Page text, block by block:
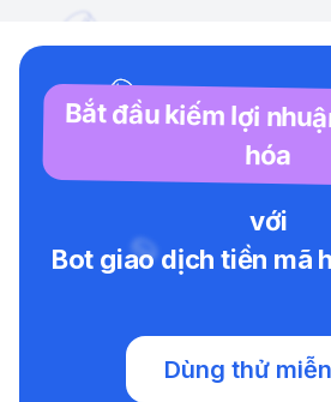
Bắt đầu kiếm lợi
hóa
với
Bot giao dịch tiền mã
Dùng thử